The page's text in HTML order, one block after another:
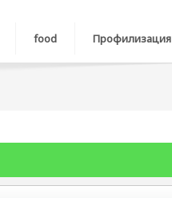
food Профилизация